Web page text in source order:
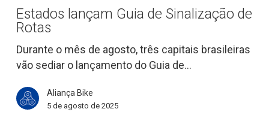
de
Sinalização
de
Rotas
Estados lançam Guia de Sinalização de
Rotas
Durante o mês de agosto, três capitais brasileiras
vão sediar o lançamento do Guia de…
Aliança Bike
5 de agosto de 2025